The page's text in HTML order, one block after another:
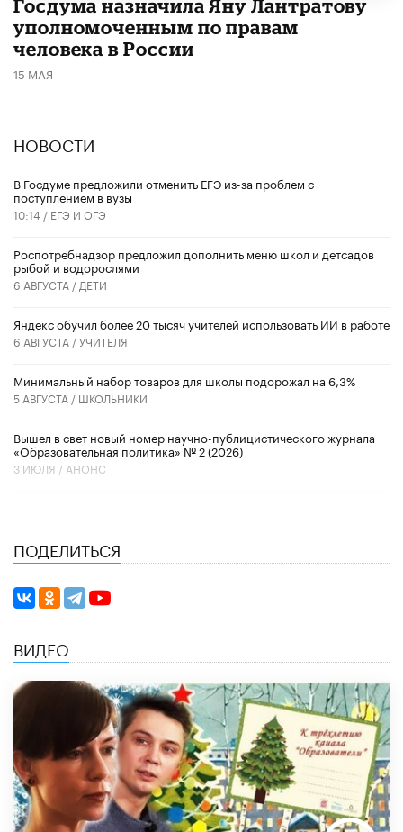
Госдума назначила Яну Лантратову
уполномоченным по правам
человека в России
15 МАЯ
НОВОСТИ
В Госдуме предложили отменить ЕГЭ из-за проблем с
поступлением в вузы
10:14 / ЕГЭ И ОГЭ
Роспотребнадзор предложил дополнить меню школ и детсадов
рыбой и водорослями
6 АВГУСТА / ДЕТИ
​Яндекс обучил более 20 тысяч учителей использовать ИИ в работе
6 АВГУСТА /УЧИТЕЛЯ
Минимальный набор товаров для школы подорожал на 6,3%
5 АВГУСТА / ШКОЛЬНИКИ
Вышел в свет новый номер научно-публицистического журнала
«Образовательная политика» № 2 (2026)
3 ИЮЛЯ / АНОНС
ПОДЕЛИТЬСЯ
ВИДЕО